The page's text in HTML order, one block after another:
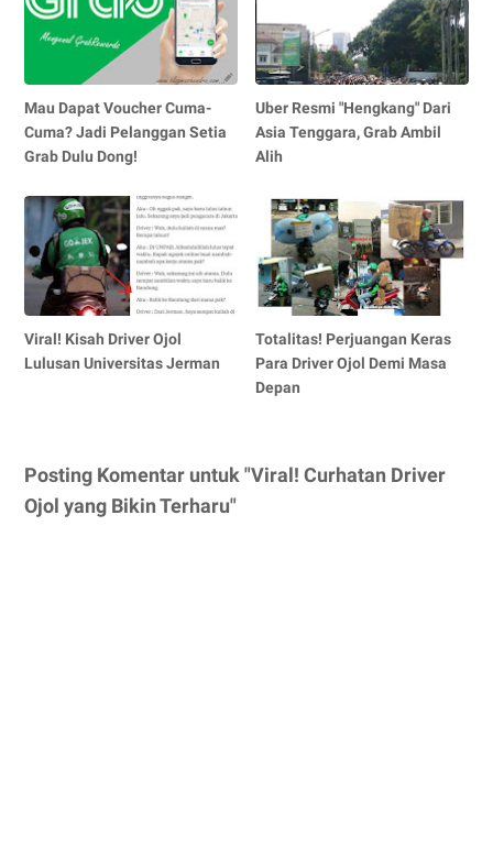
Mau Dapat Voucher Cuma-
Cuma? Jadi Pelanggan Setia
Grab Dulu Dong!
Uber Resmi "Hengkang" Dari
Asia Tenggara, Grab Ambil
Alih
Viral! Kisah Driver Ojol
Lulusan Universitas Jerman
Totalitas! Perjuangan Keras
Para Driver Ojol Demi Masa
Depan
Posting Komentar untuk "Viral! Curhatan Driver
Ojol yang Bikin Terharu"